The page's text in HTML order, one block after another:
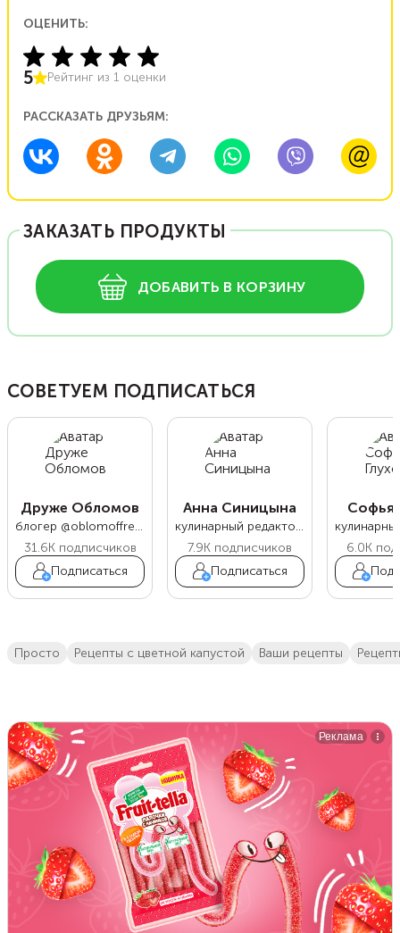
ОЦЕНИТЬ:
5 Рейтинг из 1 оценки
РАССКАЗАТЬ ДРУЗЬЯМ:
ЗАКАЗАТЬ ПРОДУКТЫ
ДОБАВИТЬ В КОРЗИНУ
СОВЕТУЕМ ПОДПИСАТЬСЯ
Друже Обломов
блогер @oblomoffrecipe
31.6Kподписчиков
Подписаться
Анна Синицына
кулинарный редактор Food.ru
7.9K подписчиков
Подписаться
Софья
6.0K
просто рецепты с цветной капустой ваши рецепты